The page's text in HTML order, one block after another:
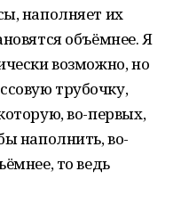
наполняет их
объёмнее. Я
возможно, но
трубочку,
во-первых,
наполнить, во-
то ведь